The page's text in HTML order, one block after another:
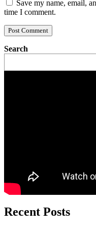
Save my name, email,
time I comment.
Search
Recent Posts